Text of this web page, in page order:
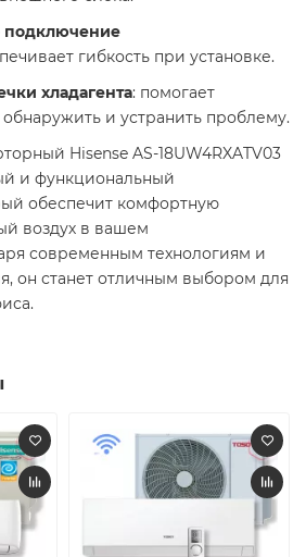
подключение
гибкость при установке.
хладагента: помогает
и устранить проблему.
Hisense AS-18UW4RXATV03
и функциональный
обеспечит комфортную
воздух в вашем
современным технологиям и
он станет отличным выбором для